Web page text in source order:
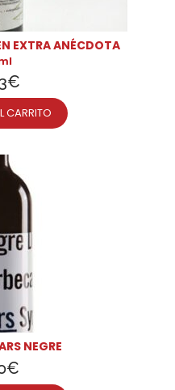
EXTRA ANÉCDOTA
€
CARRITO
NEGRE
€